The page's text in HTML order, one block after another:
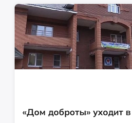
«Дом доброты» уходит